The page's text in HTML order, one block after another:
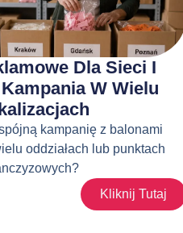
Dla Sieci I
W Wielu
kampanię z balonami
oddziałach lub punktach
Kliknij Tutaj